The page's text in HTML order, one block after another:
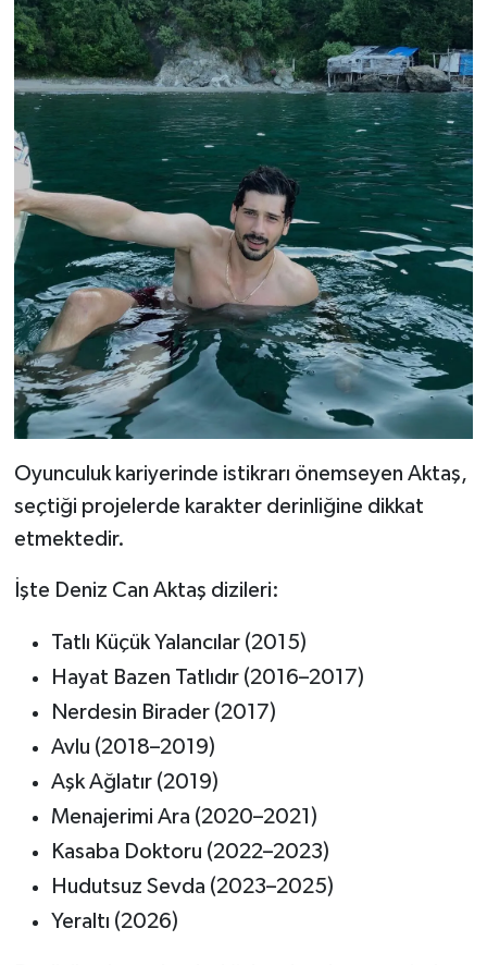
Oyunculuk kariyerinde istikrarı önemseyen Aktaş,
seçtiği projelerde karakter derinliğine dikkat
etmektedir.
İşte Deniz Can Aktaş dizileri:
Tatlı Küçük Yalancılar (2015)
Hayat Bazen Tatlıdır (2016–2017)
Nerdesin Birader (2017)
Avlu (2018–2019)
Aşk Ağlatır (2019)
Menajerimi Ara (2020–2021)
Kasaba Doktoru (2022–2023)
Hudutsuz Sevda (2023–2025)
Yeraltı (2026)